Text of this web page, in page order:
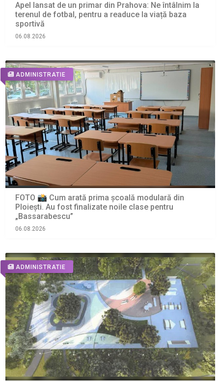
Apel lansat de un primar din Prahova: Ne întâlnim la
terenul de fotbal, pentru a readuce la viață baza
sportivă
06.08.2026
ADMINISTRATIE
FOTO 📸 Cum arată prima școală modulară din
Ploiești. Au fost finalizate noile clase pentru
„Bassarabescu”
06.08.2026
ADMINISTRATIE